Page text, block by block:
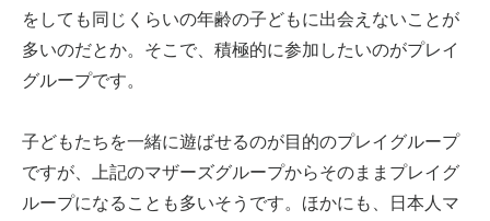
をしても同じくらいの年齢の子どもに出会えないことが
多いのだとか。そこで、積極的に参加したいのがプレイ
グループです。
子どもたちを一緒に遊ばせるのが目的のプレイグループ
ですが、上記のマザーズグループからそのままプレイグ
ループになることも多いそうです。ほかにも、日本人マ